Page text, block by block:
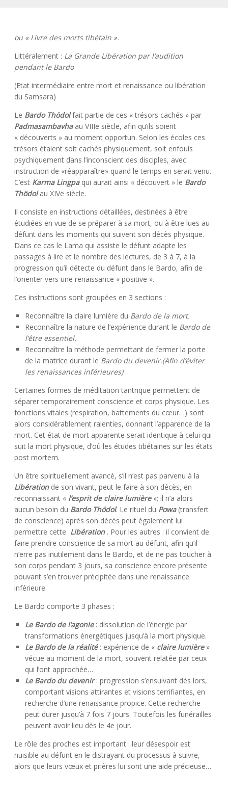
ou « Livre des morts tibétain ».
Littéralement : La Grande Libération par l’audition
pendant le Bardo
(Etat intermédiaire entre mort et renaissance ou libération
du Samsara)
Le Bardo Thödolfait partie de ces « trésors cachés » par
Padmasambavhaau VIIIe siècle, afin qu’ils soient
« découverts » au moment opportun. Selon les écoles ces
trésors étaient soit cachés physiquement, soit enfouis
psychiquement dans l’inconscient des disciples, avec
instruction de «réapparaître» quand le temps en serait venu.
C’est Karma Lingpa qui aurait ainsi « découvert » le Bardo
Thödolau XIVe siècle.
Il consiste en instructions détaillées, destinées à être
étudiées en vue de se préparer à sa mort, ou à être lues au
défunt dans les moments qui suivent son décès physique.
Dans ce cas le Lama qui assiste le défunt adapte les
passages à lire et le nombre des lectures, de 3 à 7, à la
progression qu’il détecte du défunt dans le Bardo, afin de
l’orienter vers une renaissance « positive ».
Ces instructions sont groupées en 3 sections :
Reconnaître la claire lumière du Bardo de la mort.
Reconnaître la nature de l’expérience durant le Bardo de
l’être essentiel.
Reconnaître la méthode permettant de fermer la porte
de la matrice durant le Bardo du devenir.(Afin d’éviter
les renaissances inférieures)
Certaines formes de méditation tantrique permettent de
séparer temporairement conscience et corps physique. Les
fonctions vitales (respiration, battements du cœur…) sont
alors considérablement ralenties, donnant l’apparence de la
mort. Cet état de mort apparente serait identique à celui qui
suit la mort physique, d’où les études tibétaines sur les états
post mortem.
Un être spirituellement avancé, s’il n’est pas parvenu à la
Libération de son vivant, peut le faire à son décès, en
reconnaissant « l’esprit de claire lumière »; il n’a alors
aucun besoin du Bardo Thödol. Le rituel du Powa (transfert
de conscience) après son décès peut également lui
permettre cette Libération. Pour les autres : il convient de
faire prendre conscience de sa mort au défunt, afin qu’il
n’erre pas inutilement dans le Bardo, et de ne pas toucher à
son corps pendant 3 jours, sa conscience encore présente
pouvant s’en trouver précipitée dans une renaissance
inférieure.
Le Bardo comporte 3 phases :
Le Bardo de l’agonie : dissolution de l’énergie par
transformations énergétiques jusqu’à la mort physique.
Le Bardo de la réalité: expérience de « claire lumière»
vécue au moment de la mort, souvent relatée par ceux
qui l’ont approchée…
Le Bardo du devenir: progression s’ensuivant dès lors,
comportant visions attirantes et visions terrifiantes, en
recherche d’une renaissance propice. Cette recherche
peut durer jusqu’à 7 fois 7 jours. Toutefois les funérailles
peuvent avoir lieu dès le 4e jour.
Le rôle des proches est important : leur désespoir est
nuisible au défunt en le distrayant du processus à suivre,
alors que leurs vœux et prières lui sont une aide précieuse…